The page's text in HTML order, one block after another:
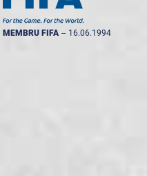
MEMBRU FIFA -- 16.06.1994